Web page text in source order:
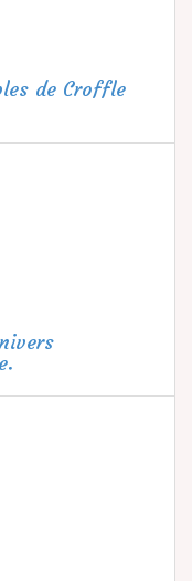
de Croffle